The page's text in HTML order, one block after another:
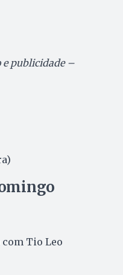
publicidade –
Tio Leo